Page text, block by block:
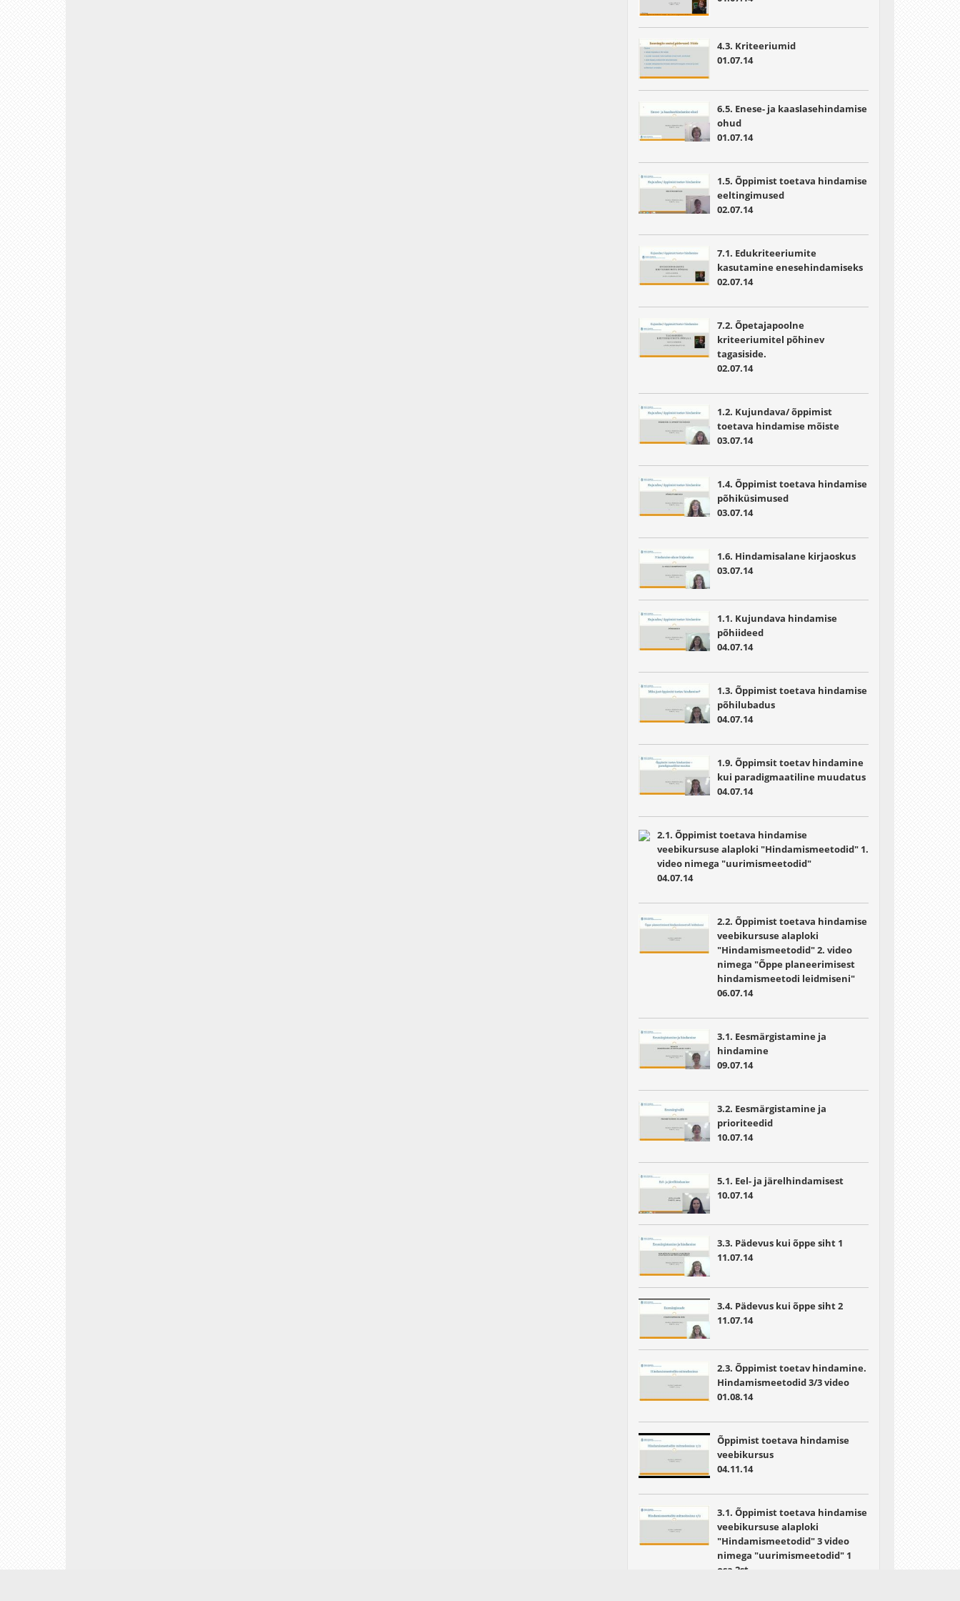
4.3. Kriteeriumid
01.07.14
6.5. Enese- ja kaaslasehindamise
ohud
01.07.14
1.5. Õppimist toetava hindamise
eeltingimused
02.07.14
7.1. Edukriteeriumite
kasutamine enesehindamiseks
02.07.14
7.2. Õpetajapoolne
kriteeriumitel põhinev
tagasiside.
02.07.14
1.2. Kujundava/ õppimist
toetava hindamise mõiste
03.07.14
1.4. Õppimist toetava hindamise
põhiküsimused
03.07.14
1.6. Hindamisalane kirjaoskus
03.07.14
1.1. Kujundava hindamise
põhiideed
04.07.14
1.3. Õppimist toetava hindamise
põhilubadus
04.07.14
1.9. Õppimsit toetav hindamine
kui paradigmaatiline muudatus
04.07.14
2.1. Õppimist toetava hindamise
veebikursuse alaploki "Hindamismeetodid" 1.
video nimega "uurimismeetodid"
04.07.14
2.2. Õppimist toetava hindamise
veebikursuse alaploki
"Hindamismeetodid" 2. video
nimega "Õppe planeerimisest
hindamismeetodi leidmiseni"
06.07.14
3.1. Eesmärgistamine ja
hindamine
09.07.14
3.2. Eesmärgistamine ja
prioriteedid
10.07.14
5.1. Eel- ja järelhindamisest
10.07.14
3.3. Pädevus kui õppe siht 1
11.07.14
3.4. Pädevus kui õppe siht 2
11.07.14
2.3. Õppimist toetav hindamine.
Hindamismeetodid 3/3 video
01.08.14
Õppimist toetava hindamise
veebikursus
04.11.14
3.1. Õppimist toetava hindamise
veebikursuse alaploki
"Hindamismeetodid" 3 video
nimega "uurimismeetodid" 1
osa 2st